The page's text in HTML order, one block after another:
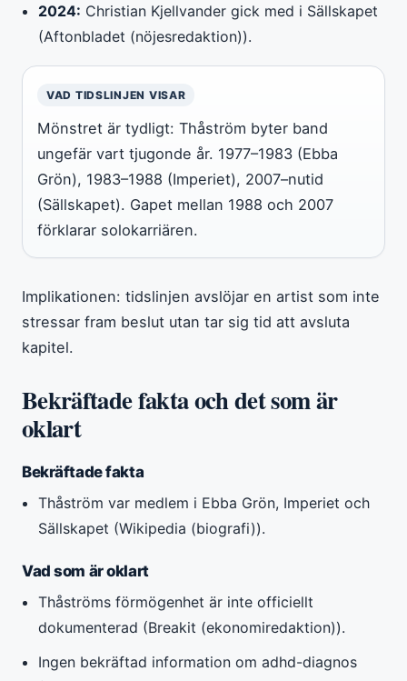
2024: Christian Kjellvander gick med i Sällskapet
(Aftonbladet (nöjesredaktion)).
VAD TIDSLINJEN VISAR
Mönstret är tydligt: Thåström byter band
ungefär vart tjugonde år. 1977–1983 (Ebba
Grön), 1983–1988 (Imperiet), 2007–nutid
(Sällskapet). Gapet mellan 1988 och 2007
förklarar solokarriären.
Implikationen: tidslinjen avslöjar en artist som inte
stressar fram beslut utan tar sig tid att avsluta
kapitel.
Bekräftade fakta och det som är
oklart
Bekräftade fakta
Thåström var medlem i Ebba Grön, Imperiet och
Sällskapet (Wikipedia (biografi)).
Vad som är oklart
Thåströms förmögenhet är inte officiellt
dokumenterad (Breakit (ekonomiredaktion)).
Ingen bekräftad information om adhd-diagnos